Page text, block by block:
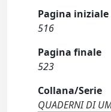
Pagina iniziale
516
Pagina finale
523
Collana/Serie
QUADERNI DI